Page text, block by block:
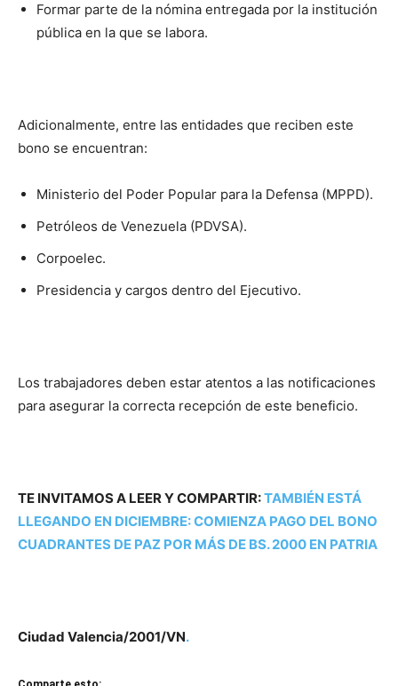
Formar parte de la nómina entregada por la institución
pública en la que se labora.
Adicionalmente, entre las entidades que reciben este
bono se encuentran:
Ministerio del Poder Popular para la Defensa (MPPD).
Petróleos de Venezuela (PDVSA).
Corpoelec.
Presidencia y cargos dentro del Ejecutivo.
Los trabajadores deben estar atentos a las notificaciones
para asegurar la correcta recepción de este beneficio.
TE INVITAMOS A LEER Y COMPARTIR:TAMBIÉN ESTÁ
LLEGANDO EN DICIEMBRE: COMIENZA PAGO DEL BONO
CUADRANTES DE PAZ POR MÁS DE BS. 2000 EN PATRIA
Ciudad Valencia/2001/VN.